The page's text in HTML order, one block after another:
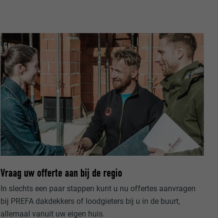
Vraag uw offerte aan bij de regio
In slechts een paar stappen kunt u nu offertes aanvragen
bij PREFA dakdekkers of loodgieters bij u in de buurt,
allemaal vanuit uw eigen huis.
gegevens
het
op.
ons"-